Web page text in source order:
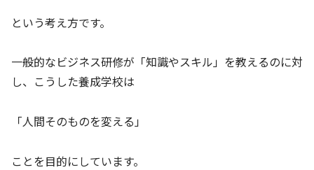
という考え方です。
一般的なビジネス研修が「知識やスキル」を教えるのに対
し、こうした養成学校は
「人間そのものを変える」
ことを目的にしています。